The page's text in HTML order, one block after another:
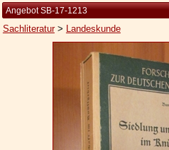
Kleine Kulturgeschichte
Die Brockhaus Auflagen
Angebot SB-17-1213
Sachliteratur> Landeskunde